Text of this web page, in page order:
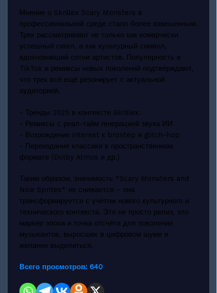
Мнение о Skrillex Scary Monsters в
профессиональной среде стало более взвешенным.
Трек рассматривают не только как комерчески
успешный сингл, а как культурный символ,
вдохновивший сотни артистов. Популярность в
TikTok и ремиксы новых поколений подтверждают,
что трек всё ещё резонирует с актуальной
аудиторией.
- Тренды 2025 в контексте Skrillex:
- Ремиксы с реал-тайм генерацией звука ИИ
- Возрождение interest к brostep и glitch-hop
- Переиздание классики в пространственном
формате (Dolby Atmos и др.)
Таким образом, значимость *Scary Monsters and
Nice Sprites* не снижается – она
трансформируется с учётом нового культурного и
технического контекста. Это не просто релиз, это
маркер эпохи и точка отсчёта для поколения
музыкантов, выросших в цифровом шуме и
желании выделиться.
Всего просмотров: 640